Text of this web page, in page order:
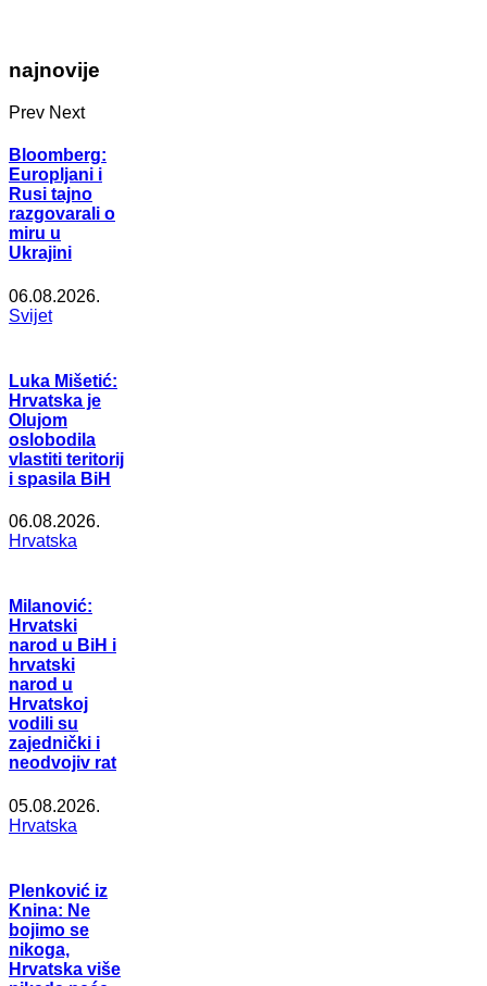
najnovije
Prev Next
Bloomberg:
Europljani i
Rusi tajno
razgovarali o
miru u
Ukrajini
06.08.2026.
Svijet
Luka Mišetić:
Hrvatska je
Olujom
oslobodila
vlastiti teritorij
i spasila BiH
06.08.2026.
Hrvatska
Milanović:
Hrvatski
narod u BiH i
hrvatski
narod u
Hrvatskoj
vodili su
zajednički i
neodvojiv rat
05.08.2026.
Hrvatska
Plenković iz
Knina: Ne
bojimo se
nikoga,
Hrvatska više